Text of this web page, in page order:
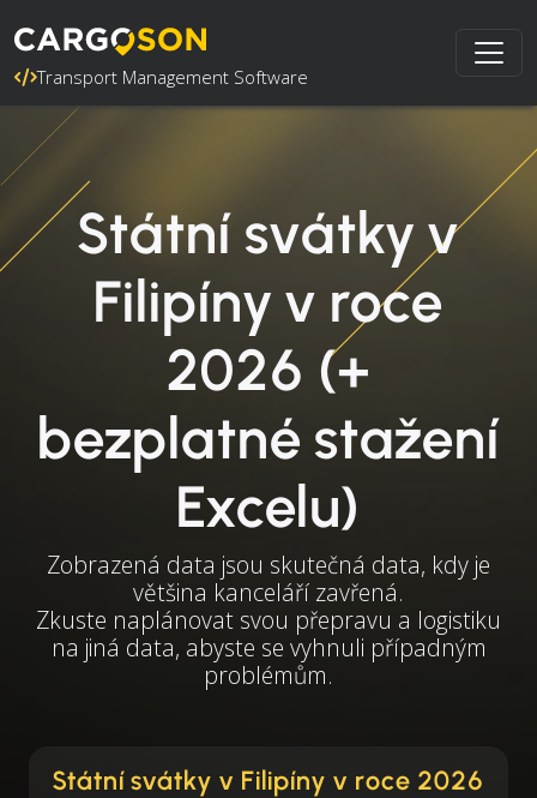
Transport Management Software
Státní svátky v
Filipíny v roce
2026 (+
bezplatné stažení
Excelu)
Zobrazená data jsou skutečná data, kdy je
většina kanceláří zavřená.
Zkuste naplánovat svou přepravu a logistiku
na jiná data, abyste se vyhnuli případným
problémům.
Státní svátky v Filipíny v roce 2026